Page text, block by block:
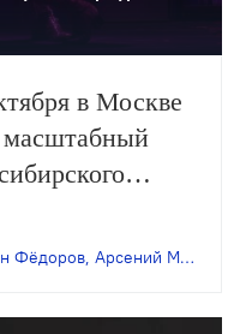
в Москве
масштабный
пять
в обеих
Мещерякова,
Фёдоров, Арсений Мещеряков